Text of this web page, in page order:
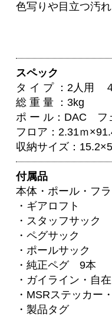
色写りや目立つ汚
スペック
タ イ プ ：2人用
総 重 量 ：3kg
ポ ー ル：DAC フ
フロア：2.31ｍ
収納サイズ：
付属品
本体・ポール・フ
・ギアロフト
・スタッフサック
・ペグサック
・ポールサック
・純正ペグ 9本
・ガイライン・自在
・MSRステッカー
・製品タグ